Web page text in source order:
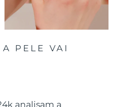
PELE VAI
analisam a
Entrega prevista 8/11/26
Entrega prevista